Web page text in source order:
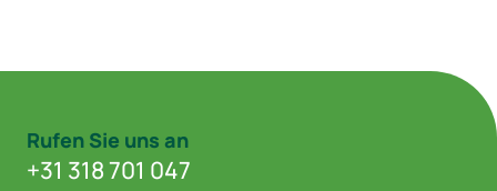
Rufen Sie uns an
+31 318 701 047